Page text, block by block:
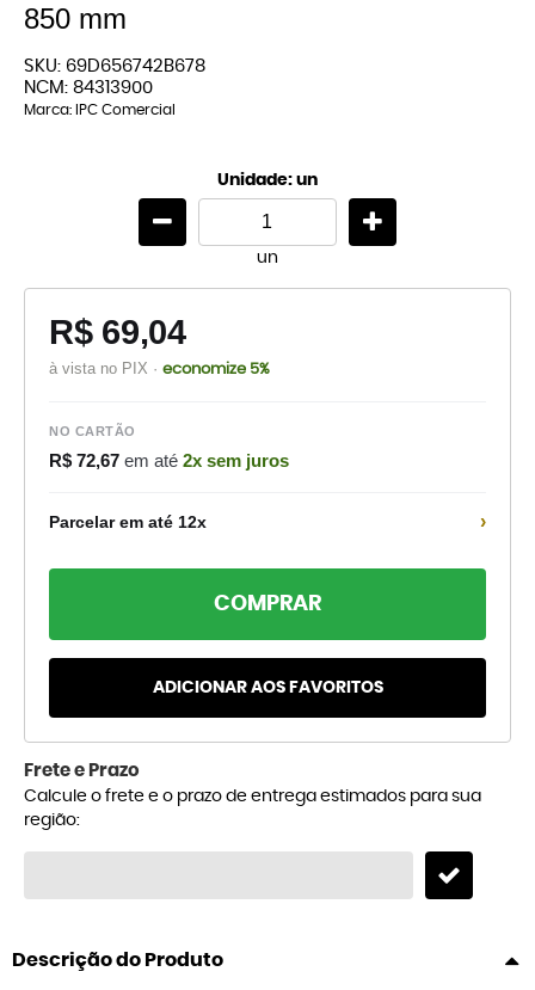
850 mm
SKU: 69D656742B678
NCM: 84313900
Marca: IPC Comercial
Unidade: un
un
R$ 69,04
à vista no PIX · economize 5%
NO CARTÃO
R$ 72,67 em até 2x sem juros
Parcelar em até 12x ›
COMPRAR
ADICIONAR AOS FAVORITOS
Frete e Prazo
Calcule o frete e o prazo de entrega estimados para sua
região:
Descrição do Produto